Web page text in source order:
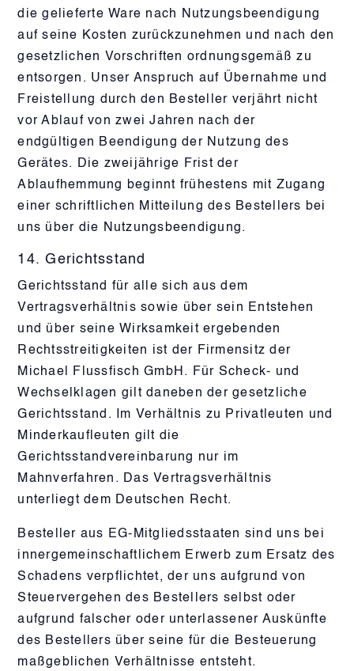
die gelieferte Ware nach Nutzungsbeendigung
auf seine Kosten zurückzunehmen und nach den
gesetzlichen Vorschriften ordnungsgemäß zu
entsorgen. Unser Anspruch auf Übernahme und
Freistellung durch den Besteller verjährt nicht
vor Ablauf von zwei Jahren nach der
endgültigen Beendigung der Nutzung des
Gerätes. Die zweijährige Frist der
Ablaufhemmung beginnt frühestens mit Zugang
einer schriftlichen Mitteilung des Bestellers bei
uns über die Nutzungsbeendigung.
14. Gerichtsstand
Gerichtsstand für alle sich aus dem
Vertragsverhältnis sowie über sein Entstehen
und über seine Wirksamkeit ergebenden
Rechtsstreitigkeiten ist der Firmensitz der
Michael Flussfisch GmbH. Für Scheck- und
Wechselklagen gilt daneben der gesetzliche
Gerichtsstand. Im Verhältnis zu Privatleuten und
Minderkaufleuten gilt die
Gerichtsstandvereinbarung nur im
Mahnverfahren. Das Vertragsverhältnis
unterliegt dem Deutschen Recht.
Besteller aus EG-Mitgliedsstaaten sind uns bei
innergemeinschaftlichem Erwerb zum Ersatz des
Schadens verpflichtet, der uns aufgrund von
Steuervergehen des Bestellers selbst oder
aufgrund falscher oder unterlassener Auskünfte
des Bestellers über seine für die Besteuerung
maßgeblichen Verhältnisse entsteht.